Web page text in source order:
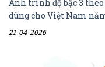
Anh trình độ bậc 3
dùng cho Việt Nam
21-04-2026